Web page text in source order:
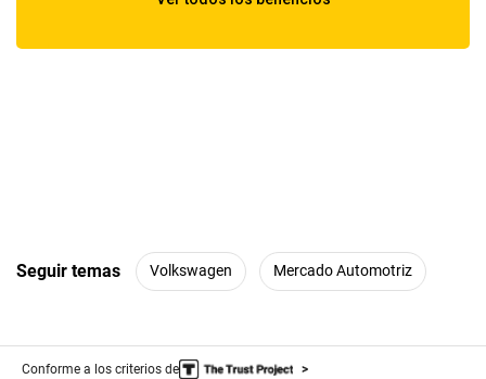
Seguir temas Volkswagen Mercado Automotriz
Conforme a los criterios de